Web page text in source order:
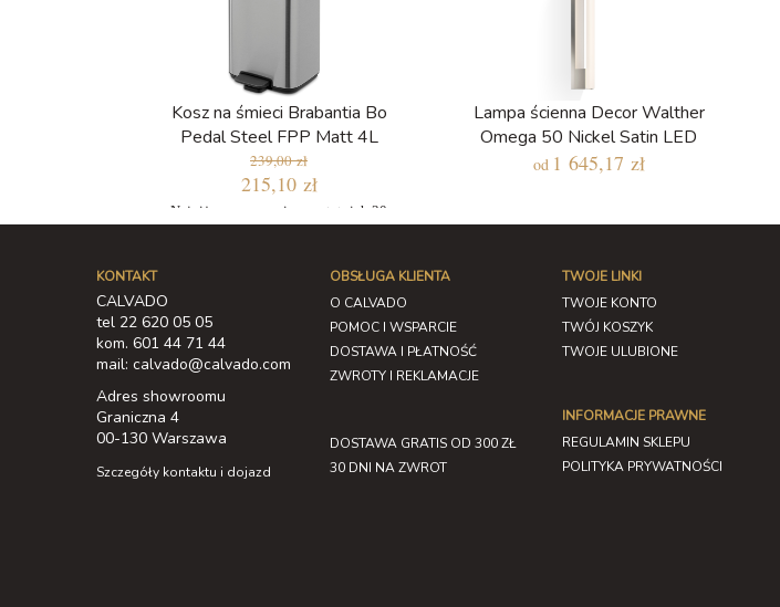
Kosz na śmieci Brabantia Bo
Pedal Steel FPP Matt 4L
239,00 zł
215,10 zł
Najniższa cena w ciągu ostatnich 30
dni: 239,00 zł
Lampa ścienna Decor Walther
Omega 50 Nickel Satin LED
od 1 645,17 zł
KONTAKT
CALVADO
tel 22 620 05 05
kom. 601 44 71 44
mail: calvado@calvado.com
Adres showroomu
Graniczna 4
00-130 Warszawa
Szczegóły kontaktu i dojazd
OBSŁUGA KLIENTA
O CALVADO
POMOC I WSPARCIE
DOSTAWA I PŁATNOŚĆ
ZWROTY I REKLAMACJE
DOSTAWA GRATIS OD 300 ZŁ
30 DNI NA ZWROT
TWOJE LINKI
TWOJE KONTO
TWÓJ KOSZYK
TWOJE ULUBIONE
INFORMACJE PRAWNE
REGULAMIN SKLEPU
POLITYKA PRYWATNOŚCI